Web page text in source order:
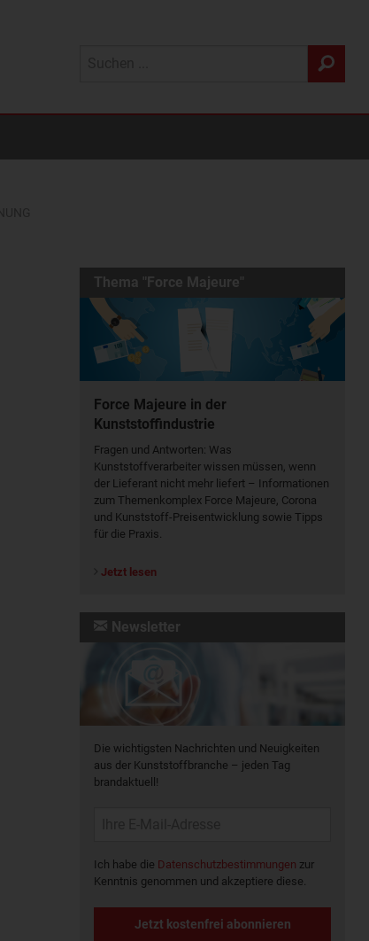
Thema "Force Majeure"
Force Majeure in der
Kunststoffindustrie
Fragen und Antworten: Was
Kunst­stoff­verarbeiter wissen müssen, wenn
der Lieferant nicht mehr liefert – Informationen
zum Themenkomplex Force Majeure, Corona
und Kunststoff-Preisentwicklung sowie Tipps
für die Praxis.
Jetzt lesen
Newsletter
Die wichtigsten Nachrichten und Neuigkeiten
aus der Kunststoffbranche – jeden Tag
brandaktuell!
Ich habe die Datenschutzbestimmungen zur
Kenntnis genommen und akzeptiere diese.
Jetzt kostenfrei abonnieren